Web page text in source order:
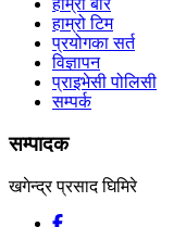
हाम्रो बारे
हाम्रो टिम
प्रयोगका सर्त
विज्ञापन
प्राइभेसी पोलिसी
सम्पर्क
सम्पादक
खगेन्द्र प्रसाद घिमिरे